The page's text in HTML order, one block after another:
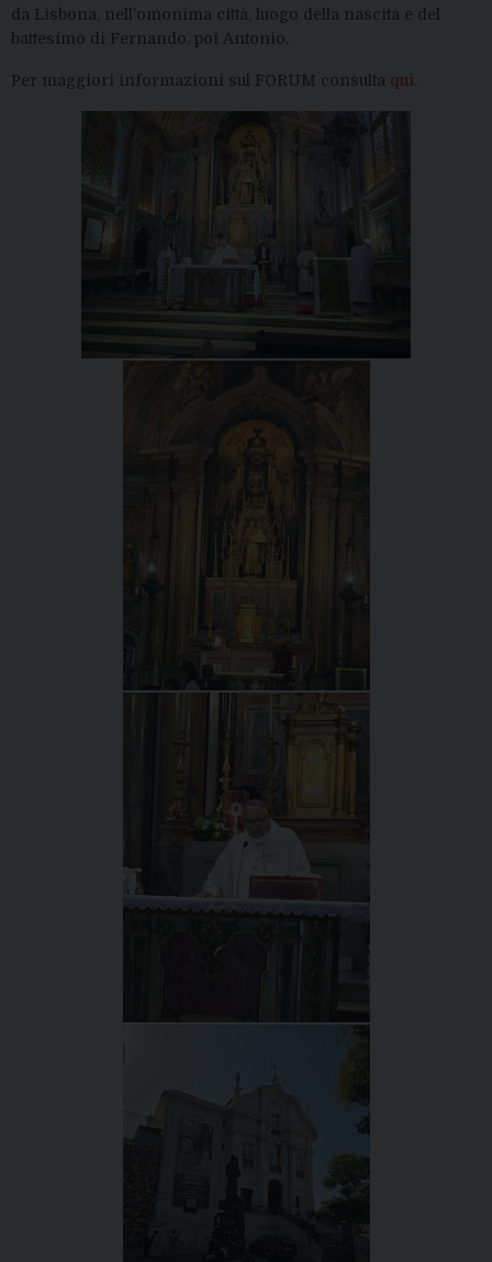
da Lisbona, nell’omonima città, luogo della nascita e del
battesimo di Fernando, poi Antonio.
Per maggiori informazioni sul FORUM consulta qui